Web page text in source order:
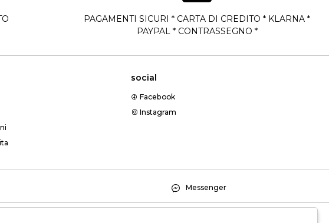
PAGAMENTI SICURI * CARTA DI CREDITO * KLARNA *
PAYPAL * CONTRASSEGNO *
social
Facebook
Instagram
Messenger